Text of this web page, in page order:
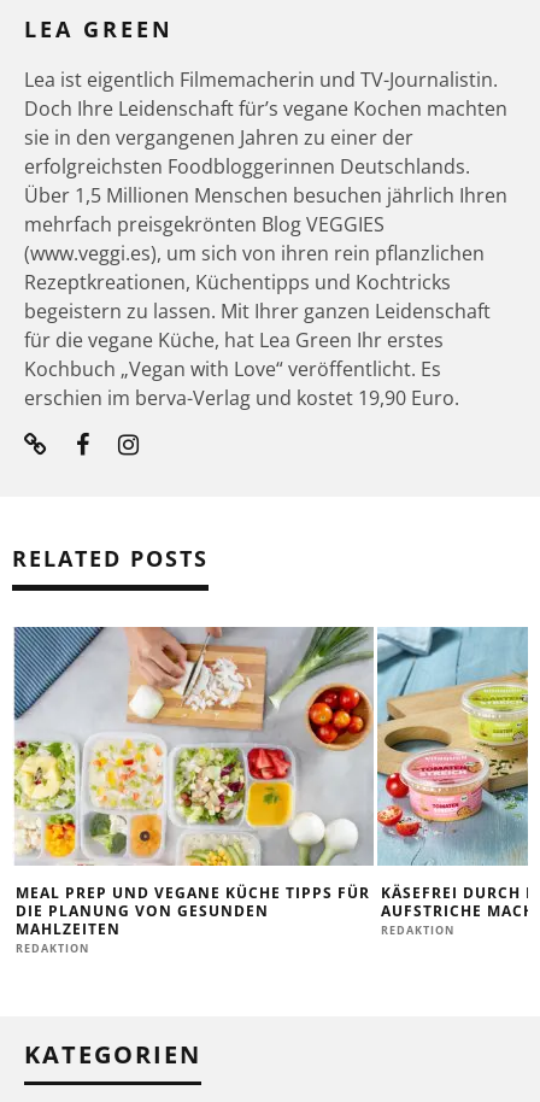
LEA GREEN
Lea ist eigentlich Filmemacherin und TV-Journalistin.
Doch Ihre Leidenschaft für’s vegane Kochen machten
sie in den vergangenen Jahren zu einer der
erfolgreichsten Foodbloggerinnen Deutschlands.
Über 1,5 Millionen Menschen besuchen jährlich Ihren
mehrfach preisgekrönten Blog VEGGIES
(www.veggi.es), um sich von ihren rein pflanzlichen
Rezeptkreationen, Küchentipps und Kochtricks
begeistern zu lassen. Mit Ihrer ganzen Leidenschaft
für die vegane Küche, hat Lea Green Ihr erstes
Kochbuch „Vegan with Love“ veröffentlicht. Es
erschien im berva-Verlag und kostet 19,90 Euro.
RELATED POSTS
MEAL PREP UND VEGANE KÜCHE TIPPS FÜR
DIE PLANUNG VON GESUNDEN
MAHLZEITEN
REDAKTION
KÄSEFREI DURCH
AUFSTRICHE
REDAKTION
KATEGORIEN